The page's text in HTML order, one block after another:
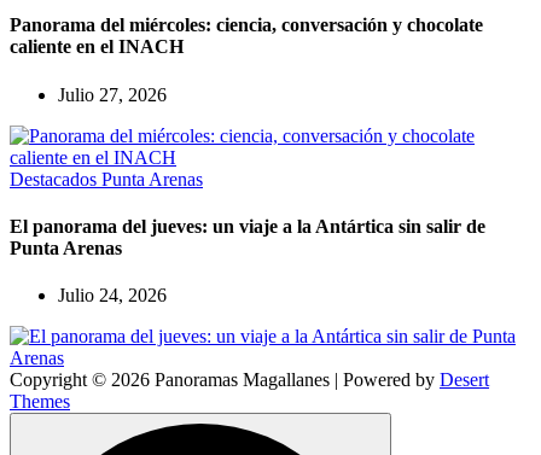
Panorama del miércoles: ciencia, conversación y chocolate
caliente en el INACH
Julio 27, 2026
Destacados Punta Arenas
El panorama del jueves: un viaje a la Antártica sin salir de
Punta Arenas
Julio 24, 2026
Copyright © 2026 Panoramas Magallanes | Powered by Desert
Themes